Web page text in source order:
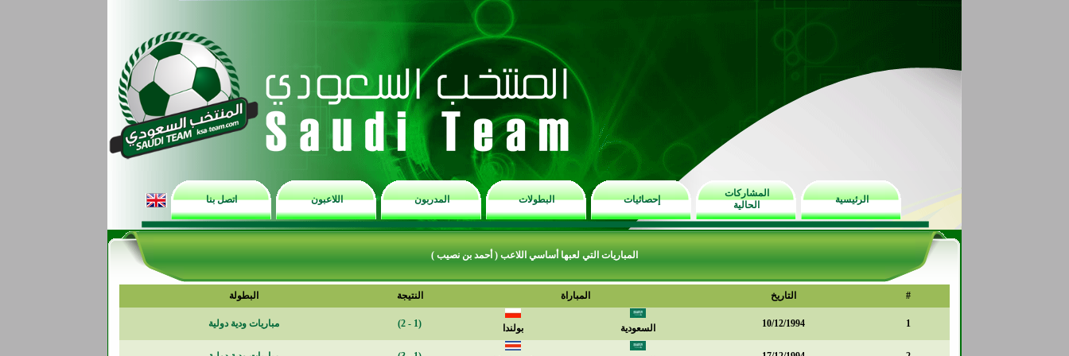
الرئيسية
المشاركات
الحالية
إحصائيات البطولات المدربون اللاعبون اتصل بنا
المباريات التي لعبها أساسي اللاعب ( أحمد بن نصيب )
# التاريخ المباراة النتيجة البطولة
1
10/12/1994 السعودية بولندا (1 - 2) مباريات ودية دولية